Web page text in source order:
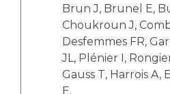
Brun J, Brunel E,
Choukroun J,
Desfemmes FR,
JL, Plénier I,
Gauss T, Harrois A,
E.